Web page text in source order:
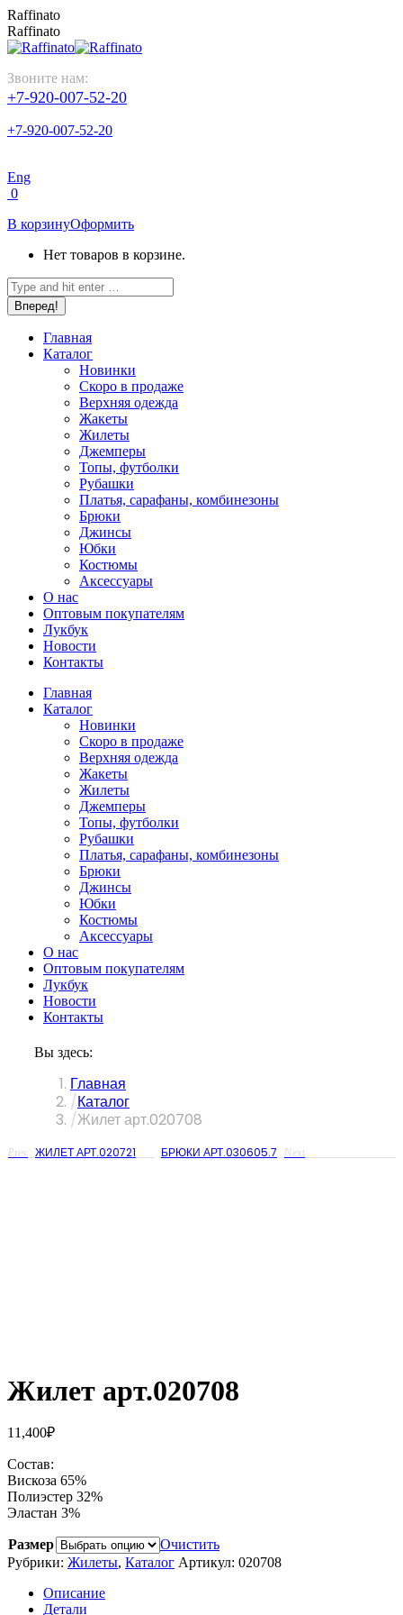
Перейти
к
содержанию
Raffinato
Raffinato
Звоните нам:
+7-920-007-52-20
+7-920-007-52-20
Eng
0
В корзинуОформить
Нет товаров в корзине.
Поиск:
Главная
Каталог
Новинки
Скоро в продаже
Верхняя одежда
Жакеты
Жилеты
Джемперы
Топы, футболки
Рубашки
Платья, сарафаны, комбинезоны
Брюки
Джинсы
Юбки
Костюмы
Аксессуары
О нас
Оптовым покупателям
Лукбук
Новости
Контакты
Главная
Каталог
Новинки
Скоро в продаже
Верхняя одежда
Жакеты
Жилеты
Джемперы
Топы, футболки
Рубашки
Платья, сарафаны, комбинезоны
Брюки
Джинсы
Юбки
Костюмы
Аксессуары
О нас
Оптовым покупателям
Лукбук
Новости
Контакты
Вы здесь:
Главная
Каталог
Жилет арт.020708
Prev ЖИЛЕТ АРТ.020721 БРЮКИ АРТ.030605.7 Next
Жилет арт.020708
11,400₽
Состав:
Вискоза 65%
Полиэстер 32%
Эластан 3%
Размер
Очистить
Рубрики: Жилеты, Каталог Артикул: 020708
Описание
Детали